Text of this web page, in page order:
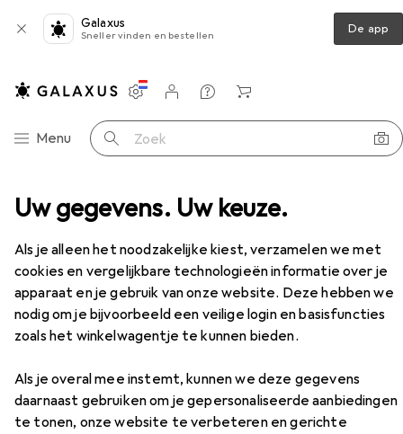
Uw gegevens. Uw keuze.
Als je alleen het noodzakelijke kiest, verzamelen we met
cookies en vergelijkbare technologieën informatie over je
apparaat en je gebruik van onze website. Deze hebben we
nodig om je bijvoorbeeld een veilige login en basisfuncties
zoals het winkelwagentje te kunnen bieden.
Als je overal mee instemt, kunnen we deze gegevens
daarnaast gebruiken om je gepersonaliseerde aanbiedingen
te tonen, onze website te verbeteren en gerichte
Galaxus
Sneller vinden en bestellen De app
Categorie navigatie
Menu Zoek op
Instellingen
Klantenaccount
Produktvergelijking
Verlanglijstje
Winkelmandje
+ Accessoires Zadelpen PRO Bike Gear Vibe
EUR
106,01
PRO Bike GearVibe
31.60 mm
Accessoires voor PRO Bike Gear
Vibe